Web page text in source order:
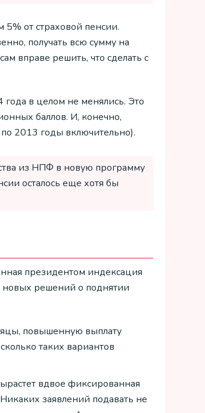
5% от страховой пенсии.
получать всю сумму на
вправе решить, что сделать с
в целом не менялись. Это
баллов. И, конечно,
2013 годы включительно).
из НПФ в новую программу
осталось еще хотя бы
президентом индексация
новых решений о поднятии
повышенную выплату
таких вариантов
вдвое фиксированная
заявлений подавать не